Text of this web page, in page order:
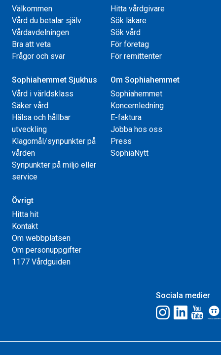
Välkommen
Vård du betalar själv
Vårdavdelningen
Bra att veta
Frågor och svar
Hitta vårdgivare
Sök läkare
Sök vård
För företag
För remittenter
Sophiahemmet Sjukhus
Vård i världsklass
Säker vård
Hälsa och hållbar
utveckling
Klagomål/synpunkter på
vården
Synpunkter på miljö eller
service
Om Sophiahemmet
Sophiahemmet
Koncernledning
E-faktura
Jobba hos oss
Press
SophiaNytt
Övrigt
Hitta hit
Kontakt
Om webbplatsen
Om personuppgifter
1177 Vårdguiden
Sociala medier